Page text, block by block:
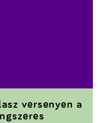
versenyen a